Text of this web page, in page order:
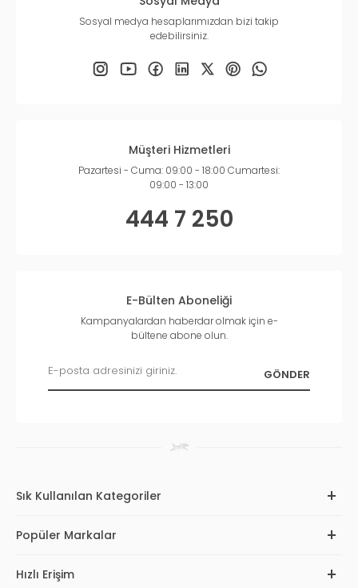
Sosyal medya hesaplarımızdan bizi takip
edebilirsiniz.
Müşteri Hizmetleri
Pazartesi - Cuma: 09:00 - 18:00 Cumartesi:
09:00 - 13:00
444 7 250
E-Bülten Aboneliği
Kampanyalardan haberdar olmak için e-
bültene abone olun.
Sık Kullanılan Kategoriler
Popüler Markalar
Hızlı Erişim